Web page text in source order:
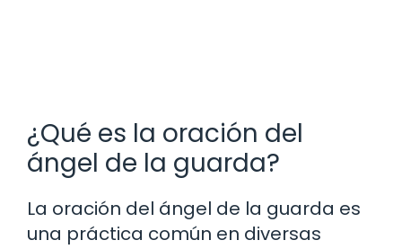
¿Qué es la oración del
ángel de la guarda?
La oración del ángel de la guarda es
una práctica común en diversas